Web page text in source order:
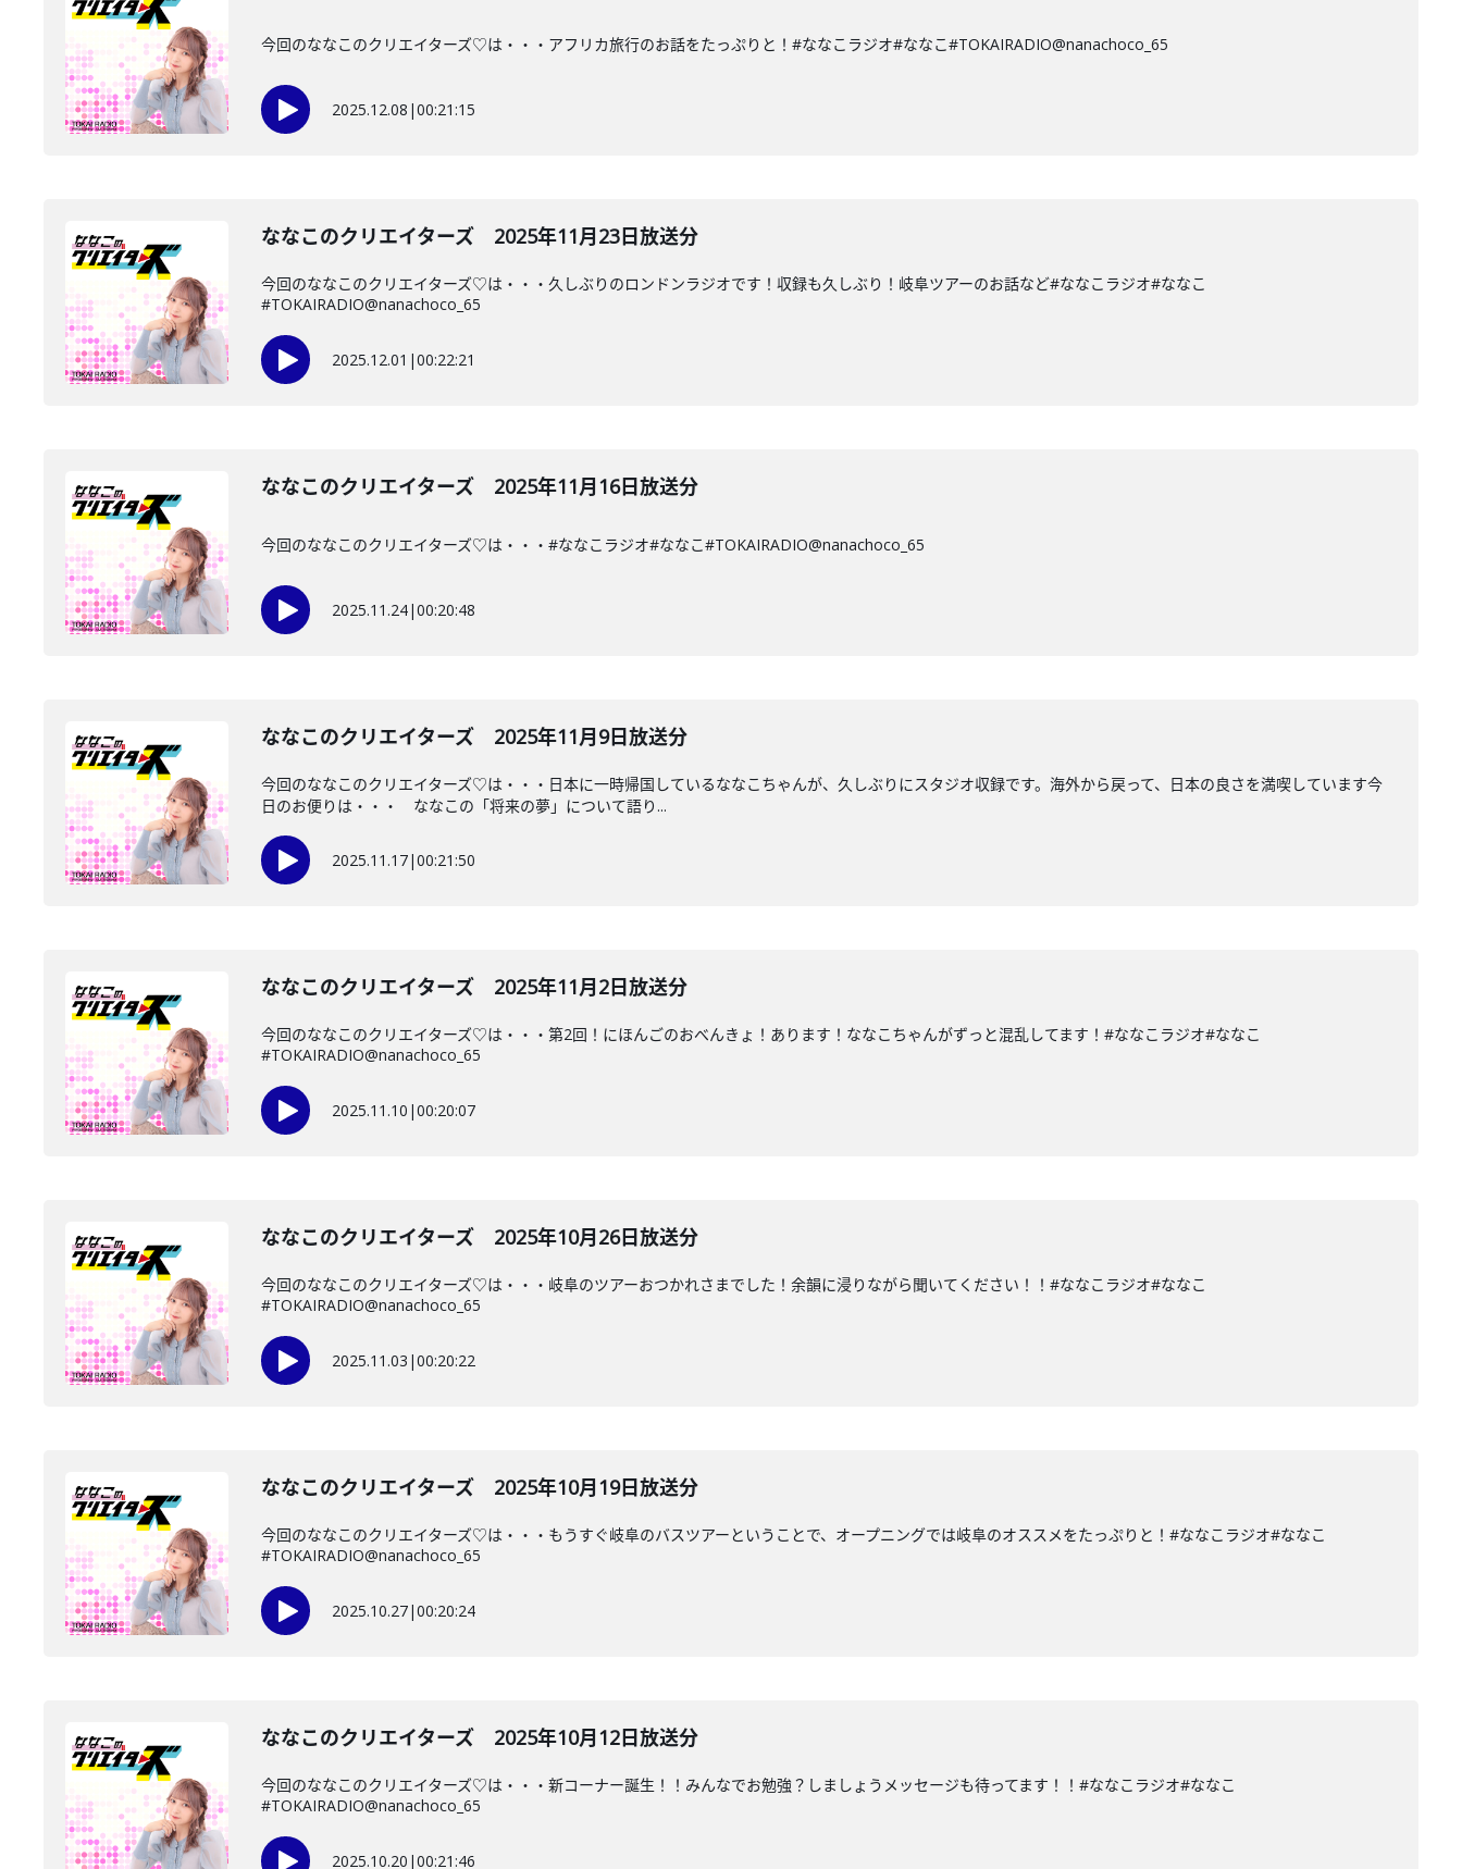
今回のななこのクリエイターズ♡は・・・アフリカ旅行のお話をたっぷりと！#ななこラジオ#ななこ#TOKAIRADIO@nanachoco_65
2025.12.08 |00:21:15
ななこのクリエイターズ 2025年11月23日放送分
今回のななこのクリエイターズ♡は・・・久しぶりのロンドンラジオです！収録も久しぶり！岐阜ツアーのお話など#ななこラジオ#ななこ
#TOKAIRADIO@nanachoco_65
2025.12.01 |00:22:21
ななこのクリエイターズ 2025年11月16日放送分
今回のななこのクリエイターズ♡は・・・#ななこラジオ#ななこ#TOKAIRADIO@nanachoco_65
2025.11.24|00:20:48
ななこのクリエイターズ 2025年11月9日放送分
今回のななこのクリエイターズ♡は・・・日本に一時帰国しているななこちゃんが、久しぶりにスタジオ収録です。海外から戻って、日本の良さを満喫しています今
日のお便りは・・・ ななこの「将来の夢」について語り...
2025.11.17|00:21:50
ななこのクリエイターズ 2025年11月2日放送分
今回のななこのクリエイターズ♡は・・・第2回！にほんごのおべんきょ！あります！ななこちゃんがずっと混乱してます！#ななこラジオ#ななこ
#TOKAIRADIO@nanachoco_65
2025.11.10 |00:20:07
ななこのクリエイターズ 2025年10月26日放送分
今回のななこのクリエイターズ♡は・・・岐阜のツアーおつかれさまでした！余韻に浸りながら聞いてください！！#ななこラジオ#ななこ
#TOKAIRADIO@nanachoco_65
2025.11.03 |00:20:22
ななこのクリエイターズ 2025年10月19日放送分
今回のななこのクリエイターズ♡は・・・もうすぐ岐阜のバスツアーということで、オープニングでは岐阜のオススメをたっぷりと！#ななこラジオ#ななこ
#TOKAIRADIO@nanachoco_65
2025.10.27|00:20:24
ななこのクリエイターズ 2025年10月12日放送分
今回のななこのクリエイターズ♡は・・・新コーナー誕生！！みんなでお勉強？しましょうメッセージも待ってます！！#ななこラジオ#ななこ
#TOKAIRADIO@nanachoco_65
2025.10.20 |00:21:46